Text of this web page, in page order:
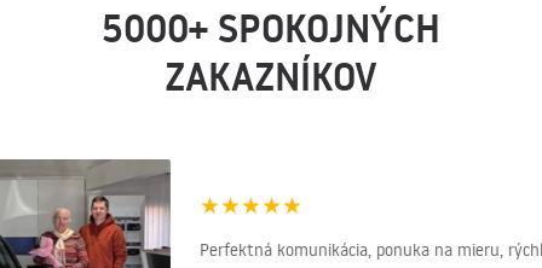
5000+ SPOKOJNÝCH
ZAKAZNÍKOV
★★★★★
Perfektná komunikácia, ponuka na mieru,